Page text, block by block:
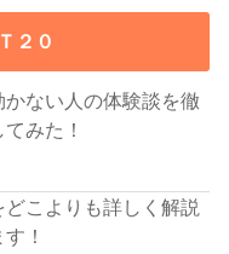
２０
ない人の体験談を徹
みた！
こよりも詳しく解説
！